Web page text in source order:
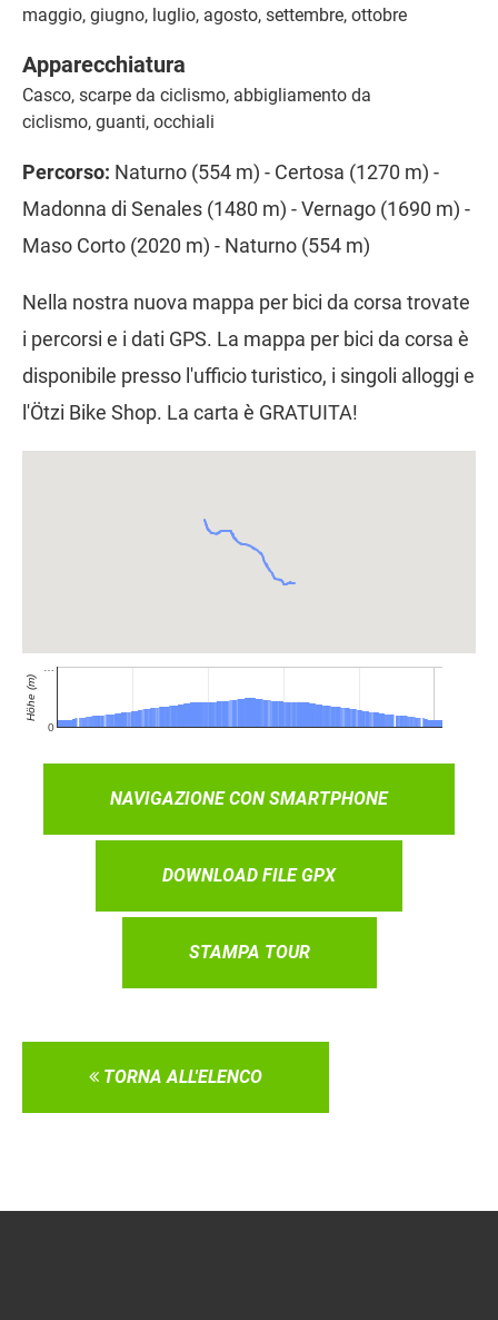
maggio, giugno, luglio, agosto, settembre, ottobre
Apparecchiatura
Casco, scarpe da ciclismo, abbigliamento da
ciclismo, guanti, occhiali
Percorso: Naturno (554 m) - Certosa (1270 m) -
Madonna di Senales (1480 m) - Vernago (1690 m) -
Maso Corto (2020 m) - Naturno (554 m)
Nella nostra nuova mappa per bici da corsa trovate
i percorsi e i dati GPS. La mappa per bici da corsa è
disponibile presso l'ufficio turistico, i singoli alloggi e
l'Ötzi Bike Shop. La carta è GRATUITA!
NAVIGAZIONE CON SMARTPHONE
DOWNLOAD FILE GPX
STAMPA TOUR
TORNA ALL'ELENCO